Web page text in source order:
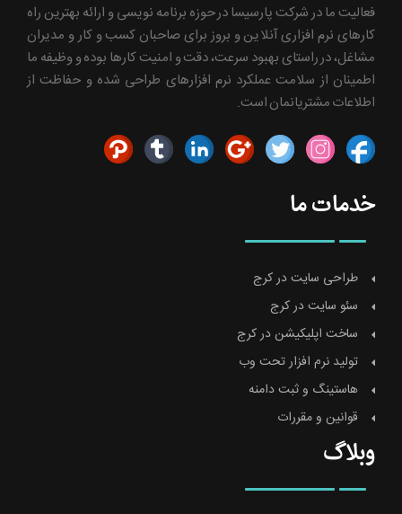
فعالیت ما در شرکت پارسیسا در حوزه برنامه نویسی و ارائه بهترین راه
کارهای نرم افزاری آنلاین و بروز برای صاحبان کسب و کار و مدیران
مشاغل، در راستای بهبود سرعت، دقت و امنیت کارها بوده و وظیفه ما
اطمینان از سلامت عملکرد نرم افزارهای طراحی شده و حفاظت از
اطلاعات مشتریانمان است.
خدمات ما
طراحی سایت در کرج
سئو سایت در کرج
ساخت اپلیکیشن در کرج
تولید نرم افزار تحت وب
هاستینگ و ثبت دامنه
قوانین و مقررات
وبلاگ